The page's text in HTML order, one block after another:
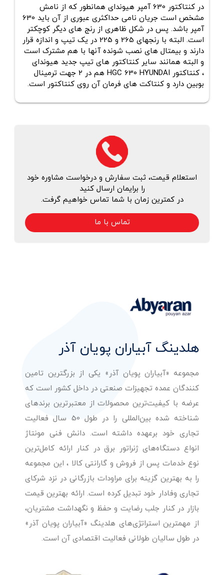
در کنتاکتور 630 آمپر هیوندای همانطور که از نامش
مشخص است جریان نامی حداکثری عبوری از آن باید 630
آمپر باشد. پس در شکل ظاهری از رنج های دیگر کوچکتر
است. البته با رنجهای 265 و 225 در یک تیپ و اندازه قرار
دارند و بیمتال های نصب شونده آنها با هم مشترک است
و البته همانند سایر کنتاکتور های تیپ جدید هیوندای
، کنتاکتور
HGC 630 HYUNDAI
هم در ۲ جهت ترمینال
بوبین دارد و کنتاکت های فرمان آن روی کنتاکتور است.
استعلام قیمت، ثبت سفارش و درخواست مشاوره خود
را برایمان ارسال کنید
در کمترین زمان با شما تماس خواهیم گرفت.
تماس با ما
هلدینگ آبیاران پویان آذر
مجموعه «آبیاران پویان آذر» یکی از بزرگترین تامین
کنندگان عمده تجهیزات صنعتی در داخل کشور است که
عرضه با کیفیت‌ترین محصولات از معتبرترین برندهای
شناخته شده بین‌المللی را در طول 50 سال فعالیت
تجاری خود برعهده داشته است. دانش فنی مونتاژ
انواع دستگاه‌های ژنراتور برق در کنار ارائه کامل‌ترین
نوع خدمات پس از فروش و گارانتی کالا ، این مجموعه
را به بهترین گزینه برای مراودات بازرگانی در نزد شرکای
تجاری وفادار خود تبدیل کرده است. ارائه بهترین قیمت
بازار در کنار جلب رضایت و حفظ و نگهداشت مشتریان،
از مهمترین استراتژی‌های هلدینگ «آبیاران پویان آذر»
در طول سالیان طولانی فعالیت اقتصادی آن است.